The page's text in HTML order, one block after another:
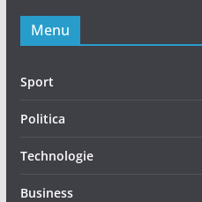
Menu
Sport
Politica
Technologie
Business